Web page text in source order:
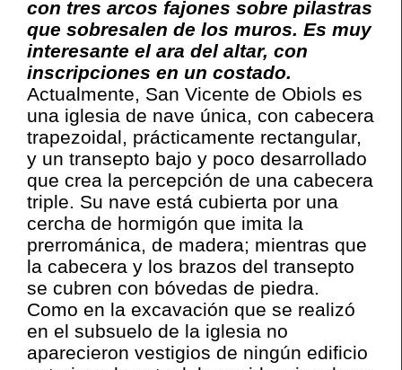
con tres arcos fajones sobre pilastras
que sobresalen de los muros. Es muy
interesante el ara del altar, con
inscripciones en un costado.
Actualmente, San Vicente de Obiols es
una iglesia de nave única, con cabecera
trapezoidal, prácticamente rectangular,
y un transepto bajo y poco desarrollado
que crea la percepción de una cabecera
triple. Su nave está cubierta por una
cercha de hormigón que imita la
prerrománica, de madera; mientras que
la cabecera y los brazos del transepto
se cubren con bóvedas de piedra.
Como en la excavación que se realizó
en el subsuelo de la iglesia no
aparecieron vestigios de ningún edificio